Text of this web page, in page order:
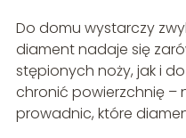
Do domu wystarczy
diament nadaje się
stępionych noży, jak i
chronić powierzchnię –
prowadnic, które